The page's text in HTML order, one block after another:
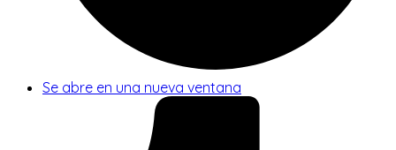
Se abre en una nueva ventana